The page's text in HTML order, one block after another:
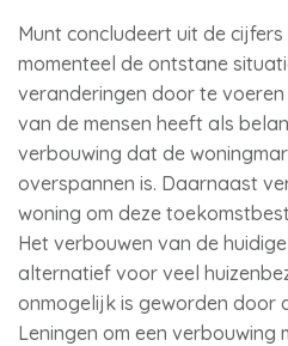
Munt concludeert uit de
momenteel de ontstane
veranderingen door te voeren
van de mensen heeft als
verbouwing dat de
overspannen is. Daarnaast
woning om deze
Het verbouwen van de
alternatief voor veel
onmogelijk is geworden door
Leningen om een verbouwing